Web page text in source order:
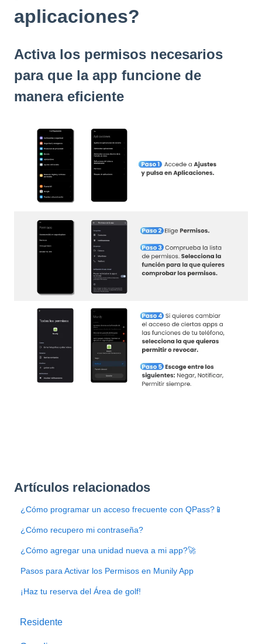
aplicaciones?
Activa los permisos necesarios
para que la app funcione de
manera eficiente
Artículos relacionados
¿Cómo programar un acceso frecuente con QPass?📱
¿Cómo recupero mi contraseña?
¿Cómo agregar una unidad nueva a mi app?🚀
Pasos para Activar los Permisos en Munily App
¡Haz tu reserva del Área de golf!
Residente